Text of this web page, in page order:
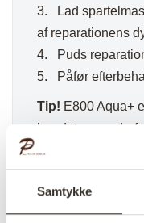
Samtykke
3. Lad
af reparationens
4. Puds
5. Påfør
Tip! E800 Aqua+
hærdet op og
udendørs.
video.